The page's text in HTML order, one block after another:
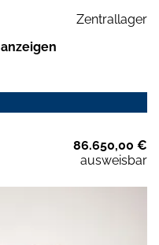
Zentrallager
86.650,00 €
ausweisbar